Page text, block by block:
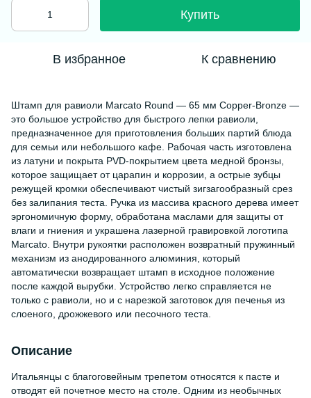
Купить
В избранное К сравнению
Штамп для равиоли Marcato Round — 65 мм Copper-Bronze —
это большое устройство для быстрого лепки равиоли,
предназначенное для приготовления больших партий блюда
для семьи или небольшого кафе. Рабочая часть изготовлена
из латуни и покрыта PVD-покрытием цвета медной бронзы,
которое защищает от царапин и коррозии, а острые зубцы
режущей кромки обеспечивают чистый зигзагообразный срез
без залипания теста. Ручка из массива красного дерева имеет
эргономичную форму, обработана маслами для защиты от
влаги и гниения и украшена лазерной гравировкой логотипа
Marcato. Внутри рукоятки расположен возвратный пружинный
механизм из анодированного алюминия, который
автоматически возвращает штамп в исходное положение
после каждой вырубки. Устройство легко справляется не
только с равиоли, но и с нарезкой заготовок для печенья из
слоеного, дрожжевого или песочного теста.
Описание
Итальянцы с благоговейным трепетом относятся к пасте и
отводят ей почетное место на столе. Одним из необычных